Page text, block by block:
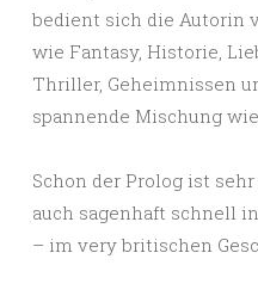
bedient sich die Autorin
wie Fantasy, Historie,
Thriller, Geheimnissen
spannende Mischung
Schon der Prolog ist
auch sagenhaft schnell
– im very britischen